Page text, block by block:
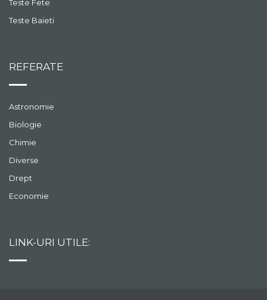
Teste Fete
Teste Baieti
REFERATE
Astronomie
Biologie
Chimie
Diverse
Drept
Economie
LINK-URI UTILE: